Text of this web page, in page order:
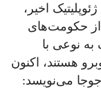
اخیر،
حکومت‌های
به‌ نوعی با
هستند، اکنون
جوجا می‌نویسد: